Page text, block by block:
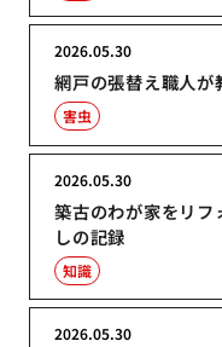
網戸の張替え職人
2026.05.30
害虫
築古のわが家をリフ
しの記録
2026.05.30
知識
2026.05.30